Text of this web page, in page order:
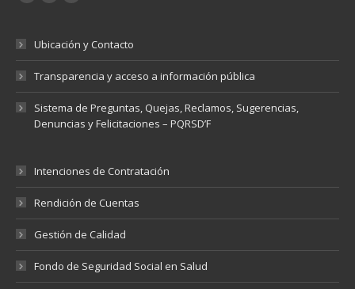
Ubicación y Contacto
Transparencia y acceso a información pública
Sistema de Preguntas, Quejas, Reclamos, Sugerencias,
Denuncias y Felicitaciones – PQRSD’F
Intenciones de Contratación
Rendición de Cuentas
Gestión de Calidad
Fondo de Seguridad Social en Salud